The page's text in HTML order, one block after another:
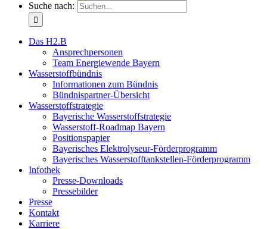
Suche nach:
Das H2.B
Ansprechpersonen
Team Energiewende Bayern
Wasserstoffbündnis
Informationen zum Bündnis
Bündnispartner-Übersicht
Wasserstoffstrategie
Bayerische Wasserstoffstrategie
Wasserstoff-Roadmap Bayern
Positionspapier
Bayerisches Elektrolyseur-Förderprogramm
Bayerisches Wasserstofftankstellen-Förderprogramm
Infothek
Presse-Downloads
Pressebilder
Presse
Kontakt
Karriere